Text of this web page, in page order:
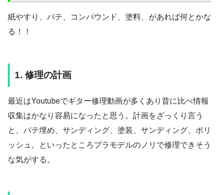
紙やすり、パテ、コンパウンド、塗料、があれば何とかな
る！！
1. 修理の計画
最近はYoutubeでギター修理動画が多くあり昔に比べ情報
収集はかなり容易になったと思う。計画をざっくり言う
と、パテ埋め、サンディング、塗装、サンディング、ポリ
ッシュ。といったところプラモデルのノリで修理できそう
な気がする。